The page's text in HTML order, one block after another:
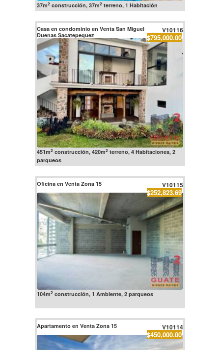
37m2construcción, 37m2terreno, 1 Habitación
Casa en condominio en Venta San Miguel
Duenas Sacatepequez
V10116
$795,000.00
451m2construcción, 420m2terreno, 4 Habitaciones, 2
parqueos
Oficina en Venta Zona 15 V10115
$252,823.69
104m2construcción, 1 Ambiente, 2 parqueos
Apartamento en Venta Zona 15 V10114
$450,000.00